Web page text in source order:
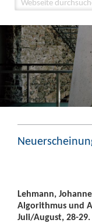
Lehmann,
Algorithmus und
Juli/August, 28-29.